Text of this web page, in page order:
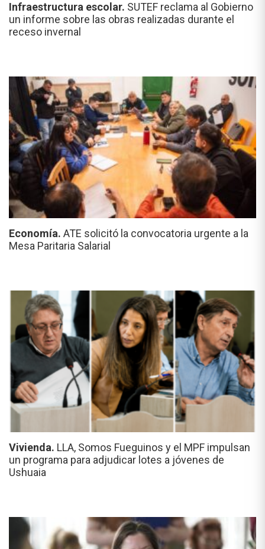
Infraestructura escolar. SUTEF reclama al Gobierno
un informe sobre las obras realizadas durante el
receso invernal
Economía. ATE solicitó la convocatoria urgente a la
Mesa Paritaria Salarial
Vivienda. LLA, Somos Fueguinos y el MPF impulsan
un programa para adjudicar lotes a jóvenes de
Ushuaia